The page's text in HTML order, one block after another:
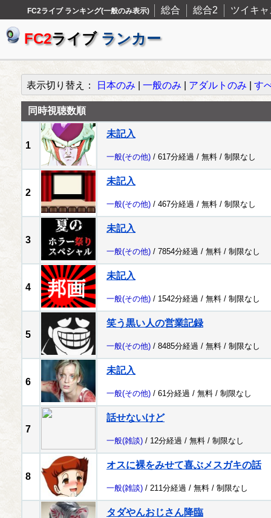
FC2ライブ ランキング(一般のみ表示) 総合 総合2 ツイキャ
FC2ライブ ランカー
表示切り替え： 日本のみ 一般のみ アダルトのみ す
同時視聴数順
1
未記入
一般(その他) / 617分経過 / 無料 / 制限なし
2
未記入
一般(その他) / 467分経過 / 無料 / 制限なし
3
未記入
一般(その他) / 7854分経過 / 無料 / 制限なし
4
未記入
一般(その他) / 1542分経過 / 無料 / 制限なし
5
笑う黒い人の営業記録
一般(その他) / 8485分経過 / 無料 / 制限なし
6
未記入
一般(その他) / 61分経過 / 無料 / 制限なし
7
話せないけど
一般(雑談) / 12分経過 / 無料 / 制限なし
8
オスに裸をみせて喜ぶメスガキの話
一般(雑談) / 211分経過 / 無料 / 制限なし
タダやんおじさん降臨